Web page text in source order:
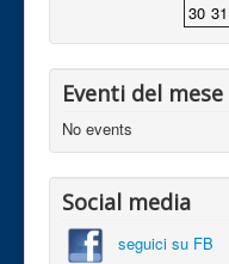
30 31
Eventi del mese
No events
Social media
seguici su FB